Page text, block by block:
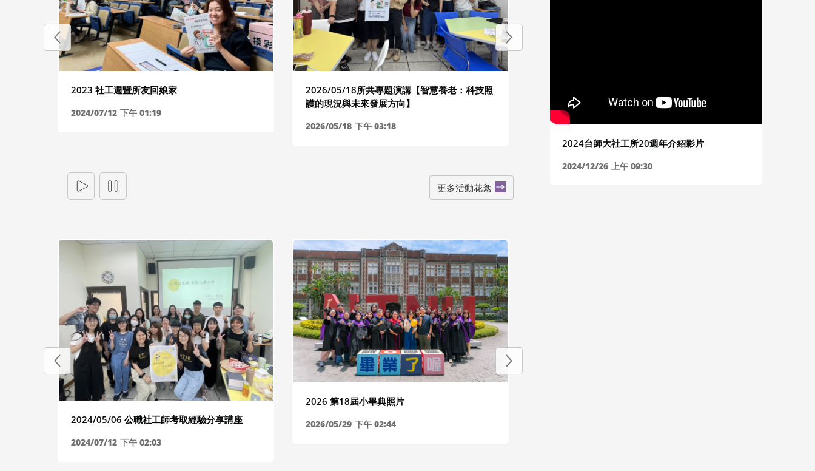
2023 社工週暨所友回娘家
2024/07/12 下午 01:19
2026/05/18所共專題演講【智慧養老：科技照
護的現況與未來發展方向】
2026/05/18 下午 03:18
工作者之自我照顧】
2026/04/27 下午 03:33
更多活動花絮
2024/05/06 公職社工師考取經驗分享講座
2024/07/12 下午 02:03
2026 第18屆小畢典照片
2026/05/29 下午 02:44
2024台師大社工所20週年介紹影片
2024/12/26 上午 09:30